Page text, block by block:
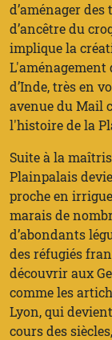
d’aménager
d’ancêtre du
implique la
L'aménagement
d’Inde, très en
avenue du Mail
l'histoire de la
Suite à la
Plainpalais
proche en
marais de
d’abondants
des réfugiés
découvrir aux
comme les
Lyon, qui
cours des